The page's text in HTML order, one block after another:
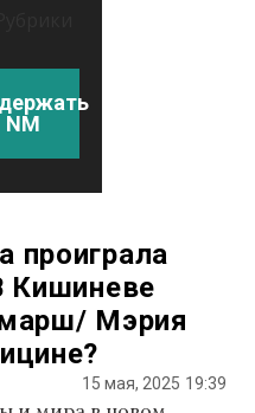
NM
Кишиневе
Мэрия
15 мая, 2025 19:39